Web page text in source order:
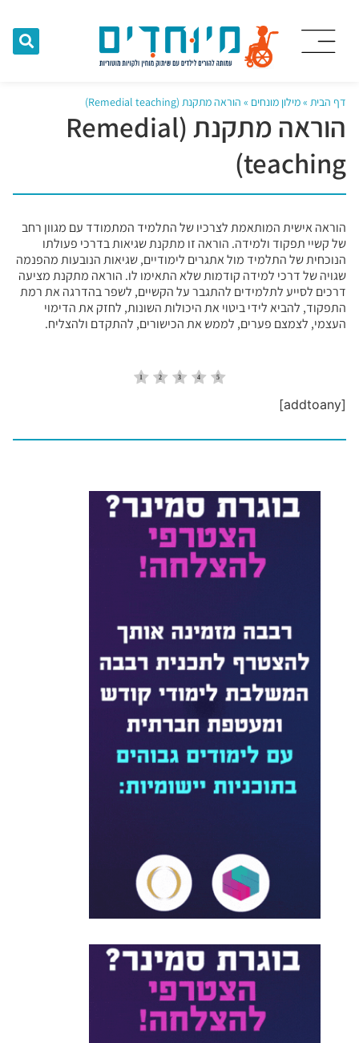
דף הבית »מילון מונחים » הוראה מתקנת (Remedial teaching)
הוראה מתקנת (Remedial
teaching)
הוראה אישית המותאמת לצרכיו של התלמיד המתמודד עם מגוון רחב
של קשיי תפקוד ולמידה. הוראה זו מתקנת שגיאות בדרכי פעולתו
הנוכחית של התלמיד מול אתגרים לימודיים, שגיאות הנובעות מהפנמה
שגויה של דרכי למידה קודמות שלא התאימו לו. הוראה מתקנת מציעה
דרכים לסייע לתלמידים להתגבר על הקשיים, לשפר בהדרגה את רמת
התפקוד, להביא לידי ביטוי את היכולות השונות, לחזק את הדימוי
העצמי, לצמצם פערים, לממש את הכישורים, להתקדם ולהצליח.
[addtoany]